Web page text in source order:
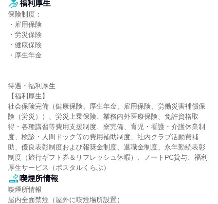
福利厚生
保険制度：
・雇用保険
・労災保険
・健康保険
・厚生年金
待遇・福利厚生
【福利厚生】
社会保険完備（健康保険、厚生年金、雇用保険、労働災害補償保
険（労災））、労災上乗保険、業務内外医療保険、免許資格取
得・各種講習等費用支援制度、寮完備、育児・看護・介護休業制
度、検診・人間ドック等の費用補助制度、社内クラブ活動費補
助、優良表彰制度および報奨金制度、退職金制度、永年勤続表彰
制度（旅行ギフト券＆リフレッシュ休暇）、ノートPC貸与、福利
厚生サービス（ポスタルくらぶ）
喫煙所情報
喫煙所情報
屋内全面禁煙（屋外に喫煙場所設置）